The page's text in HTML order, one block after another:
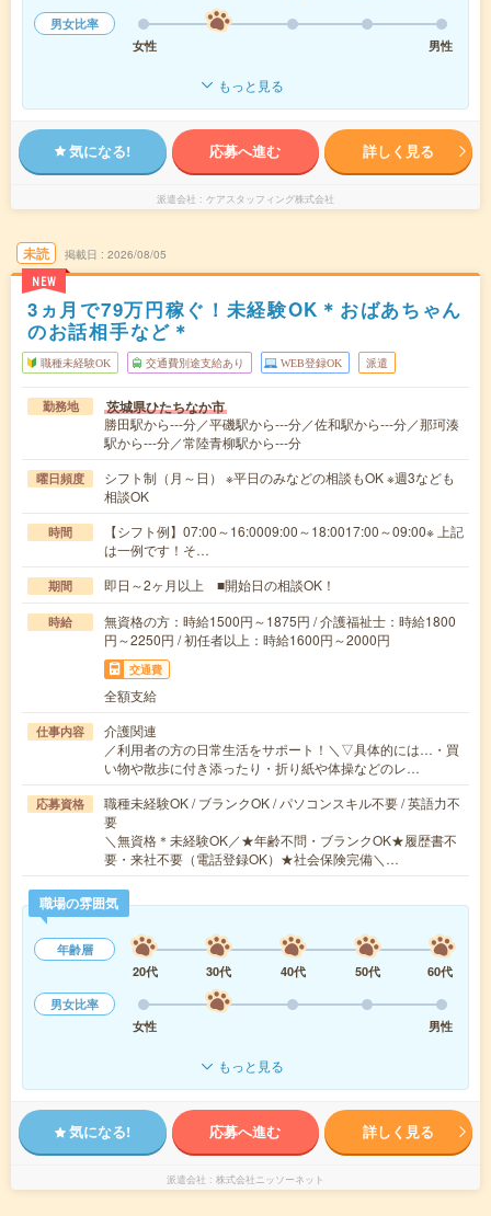
男女比率
女性
男性
もっと見る
気になる! 応募へ進む 詳しく見る
派遣会社 ケアスタッフィング株式会社
未読
NEW
掲載日 2026/08/05
3ヵ月で79万円稼ぐ！未経験OK＊おばあちゃん
のお話相手など＊
職種未経験OK 交通費別途支給あり WEB登録OK 派遣
勤務地 茨城県ひたちなか市
勝田駅から---分／平磯駅から---分／佐和駅から---分／那珂湊
駅から---分／常陸青柳駅から---分
曜日頻度
シフト制（月～日） ※平日のみなどの相談もOK ※週3なども
相談OK
時間
【シフト例】07:00～16:0009:00～18:0017:00～09:00※ 上記
は一例です！そ…
期間 即日～2ヶ月以上 ■開始日の相談OK！
時給
無資格の方：時給1500円～1875円 / 介護福祉士：時給1800
円～2250円 / 初任者以上：時給1600円～2000円
交通費
全額支給
仕事内容
介護関連
／利用者の方の日常生活をサポート！＼▽具体的には…・買
い物や散歩に付き添ったり・折り紙や体操などのレ…
応募資格
職種未経験OK / ブランクOK / パソコンスキル不要 / 英語力不
要
＼無資格＊未経験OK／★年齢不問・ブランクOK★履歴書不
要・来社不要（電話登録OK）★社会保険完備＼…
職場の雰囲気
年齢層
20代
30代 40代 50代
60代
男女比率
女性
男性
もっと見る
気になる! 応募へ進む 詳しく見る
派遣会社 株式会社ニッソーネット